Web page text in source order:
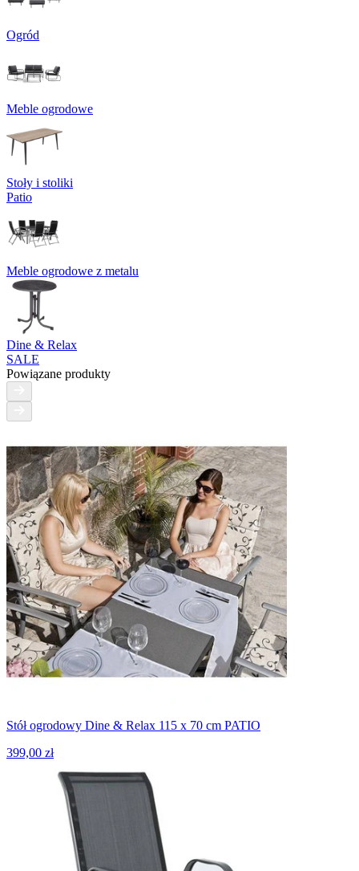
Ogród
Meble ogrodowe
Stoły i stoliki
Patio
Meble ogrodowe z metalu
Dine & Relax
SALE
Powiązane produkty
Stół ogrodowy Dine & Relax 115 x 70 cm PATIO
399,00 zł